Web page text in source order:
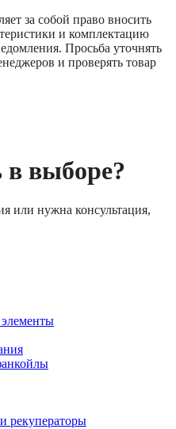
за собой право вносить
и комплектацию
Просьба уточнять
и проверять товар
выборе?
или нужна консультация,
рекуператоры